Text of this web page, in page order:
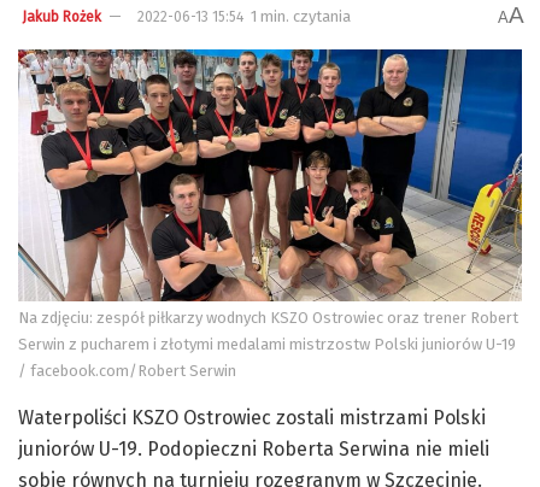
Jakub Rożek 2022-06-13 15:54 1 min. czytania AA
Na zdjęciu: zespół piłkarzy wodnych KSZO Ostrowiec oraz trener Robert
Serwin z pucharem i złotymi medalami mistrzostw Polski juniorów U-19
/ facebook.com/Robert Serwin
Waterpoliści KSZO Ostrowiec zostali mistrzami Polski
juniorów U-19. Podopieczni Roberta Serwina nie mieli
sobie równych na turnieju rozegranym w Szczecinie.